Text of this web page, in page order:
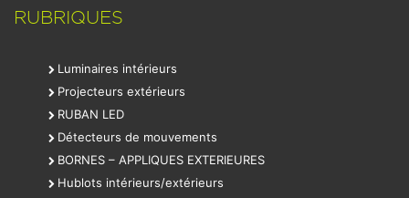
RUBRIQUES
Luminaires intérieurs
Projecteurs extérieurs
RUBAN LED
Détecteurs de mouvements
BORNES – APPLIQUES EXTERIEURES
Hublots intérieurs/extérieurs